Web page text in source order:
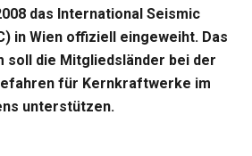
das International Seismic
in Wien offiziell eingeweiht. Das
soll die Mitgliedsländer bei der
für Kernkraftwerke im
unterstützen.